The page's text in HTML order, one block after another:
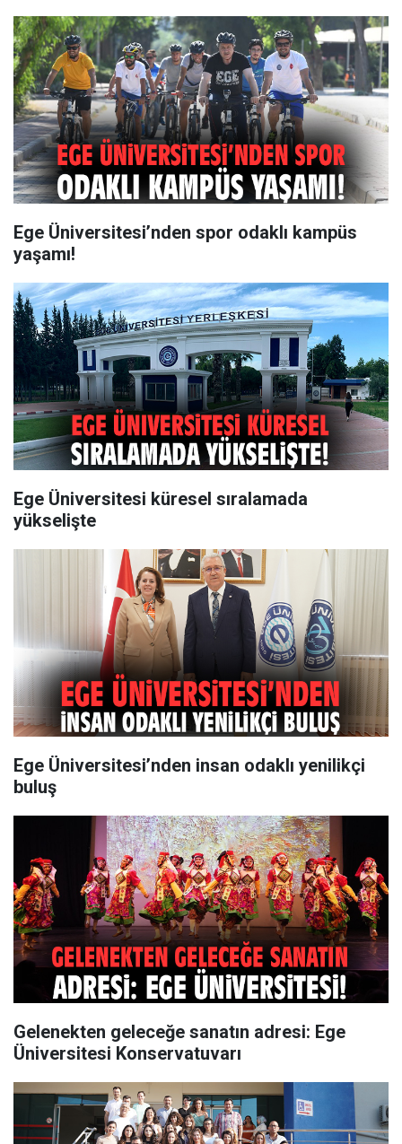
Ege Üniversitesi’nden spor odaklı kampüs
yaşamı!
Ege Üniversitesi küresel sıralamada
yükselişte
Ege Üniversitesi’nden insan odaklı yenilikçi
buluş
Gelenekten geleceğe sanatın adresi: Ege
Üniversitesi Konservatuvarı